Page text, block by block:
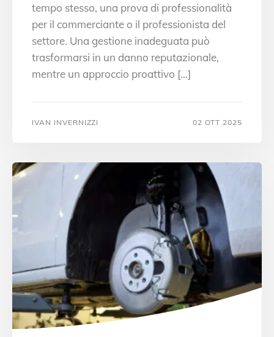
tempo stesso, una prova di professionalità
per il commerciante o il professionista del
settore. Una gestione inadeguata può
trasformarsi in un danno reputazionale,
mentre un approccio proattivo […]
IVAN INVERNIZZI 02 OTT 2025